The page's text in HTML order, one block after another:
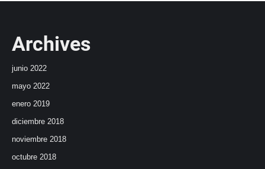
Archives
junio 2022
mayo 2022
enero 2019
diciembre 2018
noviembre 2018
octubre 2018